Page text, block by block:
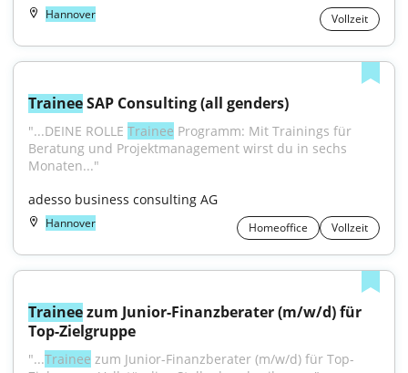
Hannover Vollzeit
Trainee SAP Consulting (all genders)
"...DEINE ROLLE Trainee Programm: Mit Trainings für
Beratung und Projektmanagement wirst du in sechs
Monaten..."
adesso business consulting AG
Hannover Homeoffice Vollzeit
Trainee zum Junior-Finanzberater (m/w/d) für
Top-Zielgruppe
"...Trainee zum Junior-Finanzberater (m/w/d) für Top-